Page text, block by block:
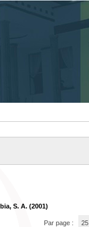
S. A. (2001)
Par page : 25